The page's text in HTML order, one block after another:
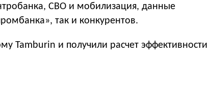
СВО и мобилизация, данные
так и конкурентов.
Tamburin и получили расчет эффективности